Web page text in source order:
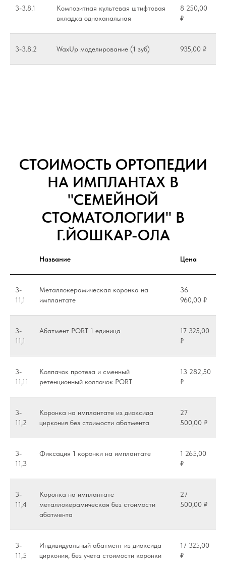
3-3.8.1
Композитная культевая штифтовая
вкладка одноканальная
8 250,00
₽
3-3.8.2 WaxUp моделирование (1 зуб) 935,00 ₽
СТОИМОСТЬ ОРТОПЕДИИ
НА ИМПЛАНТАХ В
"СЕМЕЙНОЙ
СТОМАТОЛОГИИ" В
Г.ЙОШКАР-ОЛА
Название Цена
3-
11,1
Металлокерамическая коронка на
имплантате
36
960,00 ₽
3-
11,1
Абатмент PORT 1 единица
17 325,00
₽
3-
11,11
Колпачок протеза и сменный
ретенционный колпачок PORT
13 282,50
₽
3-
11,2
Коронка на имплантате из диоксида
циркония без стоимости абатмента
27
500,00 ₽
3-
11,3
Фиксация 1 коронки на имплантате
1 265,00
₽
3-
11,4
Коронка на имплантате
металлокерамическая без стоимости
абатмента
27
500,00 ₽
3-
11,5
Индивидуальный абатмент из диоксида
циркония, без учета стоимости коронки
17 325,00
₽